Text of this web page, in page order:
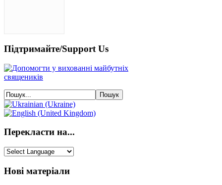
Підтримайте/Support Us
Перекласти на...
Нові матеріали